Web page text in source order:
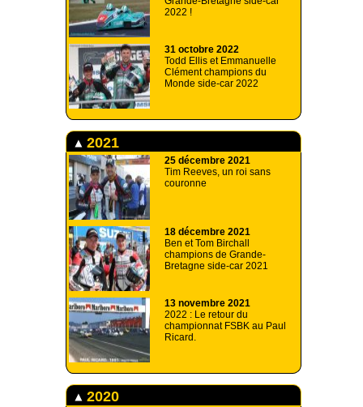
2022 !
31 octobre 2022
Todd Ellis et Emmanuelle
Clément champions du
Monde side-car 2022
2021
25 décembre 2021
Tim Reeves, un roi sans
couronne
18 décembre 2021
Ben et Tom Birchall
champions de Grande-
Bretagne side-car 2021
13 novembre 2021
2022 : Le retour du
championnat FSBK au Paul
Ricard.
2020